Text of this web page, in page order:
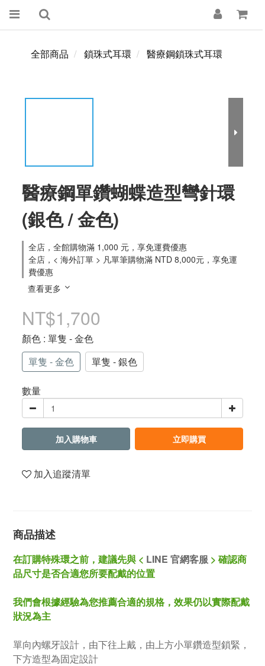
全部商品 鎖珠式耳環 醫療鋼鎖珠式耳環
醫療鋼單鑽蝴蝶造型彎針環
(銀色 / 金色)
全店，全館購物滿 1,000 元，享免運費優惠
全店，< 海外訂單 > 凡單筆購物滿 NTD 8,000元，享免運
費優惠
查看更多
NT$1,700
顏色 : 單隻 - 金色
單隻 - 金色
單隻 - 銀色
數量
加入購物車 立即購買
加入追蹤清單
商品描述
在訂購特殊環之前，建議先與 < LINE 官網客服 > 確認商
品尺寸是否合適您所要配戴的位置
我們會根據經驗為您推薦合適的規格，效果仍以實際配戴
狀況為主
單向內螺牙設計，由下往上戴，由上方小單鑽造型鎖緊，
下方造型為固定設計